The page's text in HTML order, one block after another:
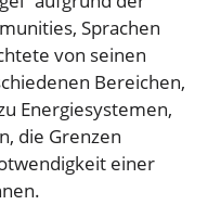
Sprachen
von seinen
Bereichen,
Energiesystemen,
die Grenzen
einer